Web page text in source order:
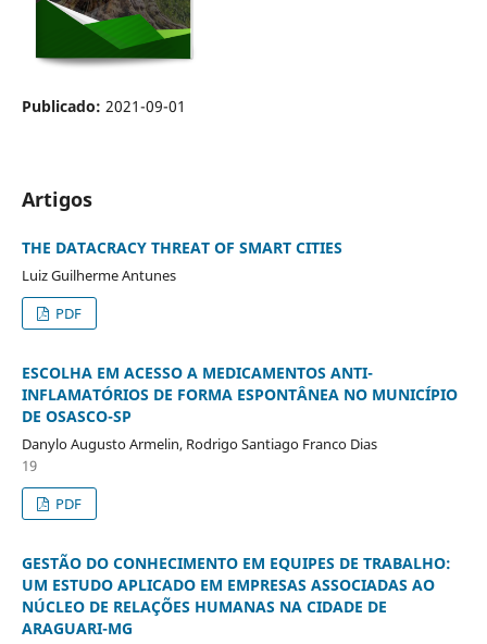
Publicado: 2021-09-01
Artigos
THE DATACRACY THREAT OF SMART CITIES
Luiz Guilherme Antunes
PDF
ESCOLHA EM ACESSO A MEDICAMENTOS ANTI-
INFLAMATÓRIOS DE FORMA ESPONTÂNEA NO MUNICÍPIO
DE OSASCO-SP
Danylo Augusto Armelin, Rodrigo Santiago Franco Dias
19
PDF
GESTÃO DO CONHECIMENTO EM EQUIPES DE TRABALHO:
UM ESTUDO APLICADO EM EMPRESAS ASSOCIADAS AO
NÚCLEO DE RELAÇÕES HUMANAS NA CIDADE DE
ARAGUARI-MG